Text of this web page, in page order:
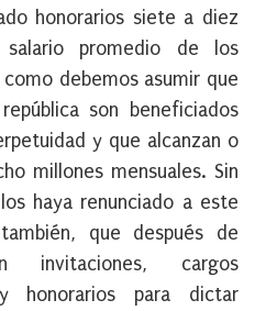
honorarios siete a diez
promedio de los
debemos asumir que
son beneficiados
y que alcanzan o
millones mensuales. Sin
haya renunciado a este
que después de
invitaciones, cargos
honorarios para dictar